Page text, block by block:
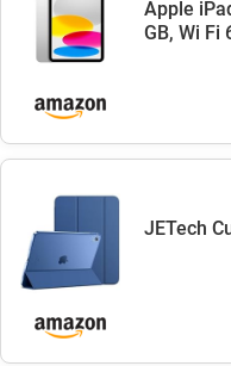
Apple
GB, Wi Fi
JETech